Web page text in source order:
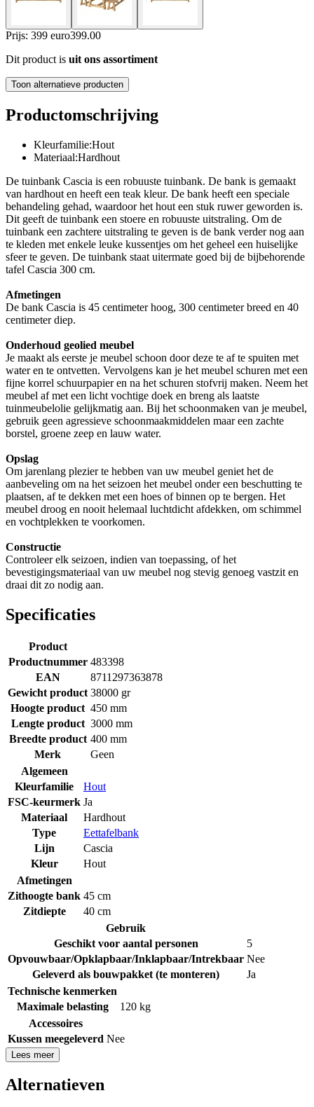
Prijs: 399 euro399.00
Dit product is uit ons assortiment
Toon alternatieve producten
Productomschrijving
Kleurfamilie:Hout
Materiaal:Hardhout
De tuinbank Cascia is een robuuste tuinbank. De bank is gemaakt
van hardhout en heeft een teak kleur. De bank heeft een speciale
behandeling gehad, waardoor het hout een stuk ruwer geworden is.
Dit geeft de tuinbank een stoere en robuuste uitstraling. Om de
tuinbank een zachtere uitstraling te geven is de bank verder nog aan
te kleden met enkele leuke kussentjes om het geheel een huiselijke
sfeer te geven. De tuinbank staat uitermate goed bij de bijbehorende
tafel Cascia 300 cm.
Afmetingen
De bank Cascia is 45 centimeter hoog, 300 centimeter breed en 40
centimeter diep.
Onderhoud geolied meubel
Je maakt als eerste je meubel schoon door deze te af te spuiten met
water en te ontvetten. Vervolgens kan je het meubel schuren met een
fijne korrel schuurpapier en na het schuren stofvrij maken. Neem het
meubel af met een licht vochtige doek en breng als laatste
tuinmeubelolie gelijkmatig aan. Bij het schoonmaken van je meubel,
gebruik geen agressieve schoonmaakmiddelen maar een zachte
borstel, groene zeep en lauw water.
Opslag
Om jarenlang plezier te hebben van uw meubel geniet het de
aanbeveling om na het seizoen het meubel onder een beschutting te
plaatsen, af te dekken met een hoes of binnen op te bergen. Het
meubel droog en nooit helemaal luchtdicht afdekken, om schimmel
en vochtplekken te voorkomen.
Constructie
Controleer elk seizoen, indien van toepassing, of het
bevestigingsmateriaal van uw meubel nog stevig genoeg vastzit en
draai dit zo nodig aan.
Specificaties
Product
Productnummer 483398
EAN
8711297363878
Gewicht product 38000 gr
Hoogte product 450 mm
Lengte product 3000 mm
Breedte product 400 mm
Merk
Geen
Algemeen
Kleurfamilie
Hout
FSC-keurmerk Ja
Materiaal
Hardhout
Type
Eettafelbank
Lijn
Cascia
Kleur
Hout
Afmetingen
Zithoogte bank 45 cm
Zitdiepte
40 cm
Gebruik
Geschikt voor aantal personen
5
Opvouwbaar/Opklapbaar/Inklapbaar/Intrekbaar Nee
Geleverd als bouwpakket (te monteren)
Ja
Technische kenmerken
Maximale belasting
120 kg
Accessoires
Kussen meegeleverd Nee
Lees meer
Alternatieven